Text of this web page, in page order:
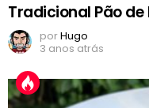
Tradicional Pão de
porHugo
3 anos atrás